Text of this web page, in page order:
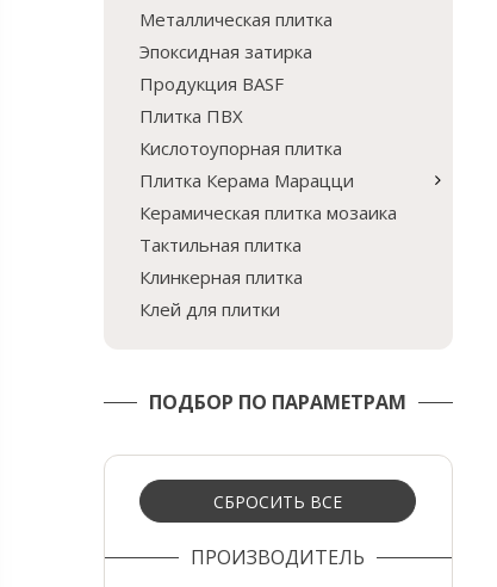
Металлическая плитка
Эпоксидная затирка
Продукция BASF
Плитка ПВХ
Кислотоупорная плитка
Плитка Керама Марацци
Керамическая плитка мозаика
Тактильная плитка
Клинкерная плитка
Клей для плитки
ПОДБОР ПО ПАРАМЕТРАМ
СБРОСИТЬ ВСЕ
ПРОИЗВОДИТЕЛЬ